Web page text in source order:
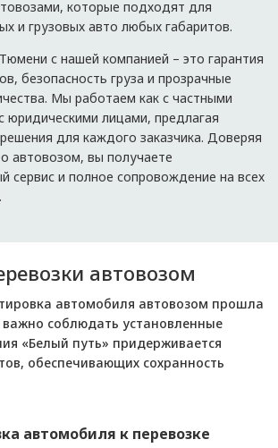
которые подходят для
и грузовых авто любых габаритов.
с нашей компанией – это гарантия
безопасность груза и прозрачные
Мы работаем как с частными
юридическими лицами, предлагая
для каждого заказчика. Доверяя
автовозом, вы получаете
сервис и полное сопровождение на всех
автовозом
автомобиля автовозом прошла
соблюдать установленные
«Белый путь» придерживается
обеспечивающих сохранность
автомобиля к перевозке